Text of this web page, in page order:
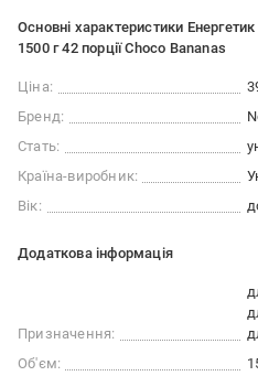
Основні характеристики
1500 г 42 порції Choco Bananas
Ціна:
Бренд:
Стать:
Країна-виробник:
Вік:
Додаткова інформація
Призначення:
Об'єм: